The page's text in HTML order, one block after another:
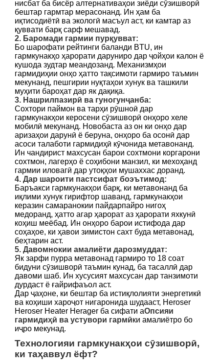
нисбат ба бисёр алтернативаҳои зиёди сӯзишворӣ
бештар гармтар мерасонанд. Ин ҳам ба
иқтисодиётӣ ва экологӣ масъул аст, ки камтар аз
қуввати барқ ​​сарф мешавад.
2. Баромади гармии пурқувват:
Бо шарофати рейтинги баланди BTU, ин
гармкунакҳо ҳарорати даруниро дар ҷойҳои калон ё
кушода зудтар меандозанд. Механизмҳои
гармидиҳии онҳо ҳатто тақсимоти гармиро таъмин
мекунанд, пешгирии нуқтаҳои хунук ва ташкили
муҳити бароҳат дар як дақиқа.
3. Нашрилпазирӣ ва гуногунҷанба:
Сохтори паймон ва тарҳи рӯшноӣ дар
гармкунакҳои керосени сӯзишворӣ онҳоро хеле
мобилӣ мекунанд. Новобаста аз он ки онҳо дар
аризаҳои дарунӣ ё беруна, онҳоро ба осонӣ дар
асоси талаботи гармидиҳӣ кӯчонида метавонанд.
Ин чандирист махсусан барои сохтмони коргарони
сохтмон, лагерҳо ё соҳибони манзил, ки мехоҳанд
гармии иловагӣ дар утоқҳои мушаххас доранд.
4. Дар шароити пастсифат боэътимод:
Баръакси гармкунакҳои барқ, ки метавонанд ба
иқлими хунук гирифтор шаванд, гармкунакҳои
керазин самаранокии пайдарпайро нигоҳ
медоранд, ҳатто агар ҳарорат аз ҳарорати яхкунӣ
коҳиш меёбад. Ин онҳоро барои истифода дар
соҳаҳое, ки ҳавои зимистон сахт буда метавонад,
беҳтарин аст.
5. Давомнокии амалиёти дарозмуддат:
Як зарфи пурра метавонад гармиро то 18 соат
бидуни сӯзишворӣ таъмин кунад, ба тасаллӣ дар
давоми шаб. Ин хусусият махсусан дар танзимоти
дурдаст ё ғайрифаъол аст.
Дар ҷаҳоне, ки бештар ба истиқлолияти энергетикӣ
ва коҳиши хароҷот нигаронида шудааст, Heroser
Heroser Heater Herager ба сифати аОпсияи
гармидиҳӣ ва устувори гармӣки амалиётро бо
иҷро мекунад.
Технологияи гармкунакҳои сӯзишворӣ,
ки таҳаввул ёфт?